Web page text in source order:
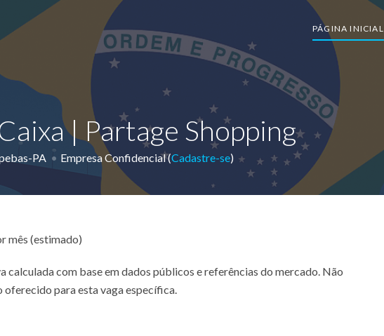
PÁGINA INICIAL
| Partage Shopping
PA Empresa Confidencial (Cadastre-se)
mês (estimado)
calculada com base em dados públicos e referências do mercado. Não
oferecido para esta vaga específica.